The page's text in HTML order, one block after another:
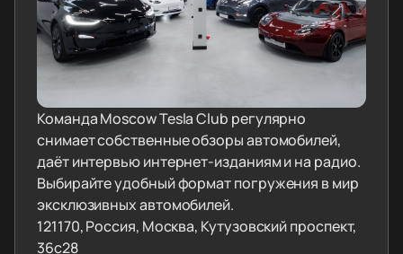
Команда Moscow Tesla Club регулярно
снимает собственные обзоры автомобилей,
даёт интервью интернет-изданиям и на радио.
Выбирайте удобный формат погружения в мир
эксклюзивных автомобилей.
121170, Россия, Москва, Кутузовский проспект,
36с28